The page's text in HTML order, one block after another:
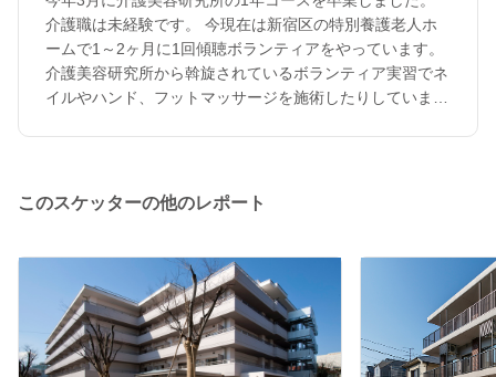
介護職は未経験です。 今現在は新宿区の特別養護老人ホ
ームで1～2ヶ月に1回傾聴ボランティアをやっています。
介護美容研究所から斡旋されているボランティア実習でネ
イルやハンド、フットマッサージを施術したりしていま
このスケッターの他のレポート